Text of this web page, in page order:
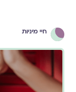
חיי מיניות